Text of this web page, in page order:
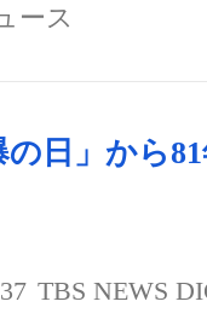
ース
の日」から
TBS NEWS